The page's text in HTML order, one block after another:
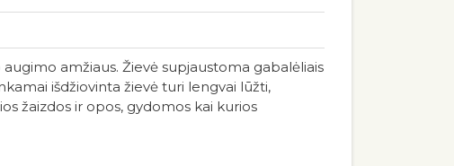
amžiaus. Žievė supjaustoma gabalėliais
išdžiovinta žievė turi lengvai lūžti,
žaizdos ir opos, gydomos kai kurios